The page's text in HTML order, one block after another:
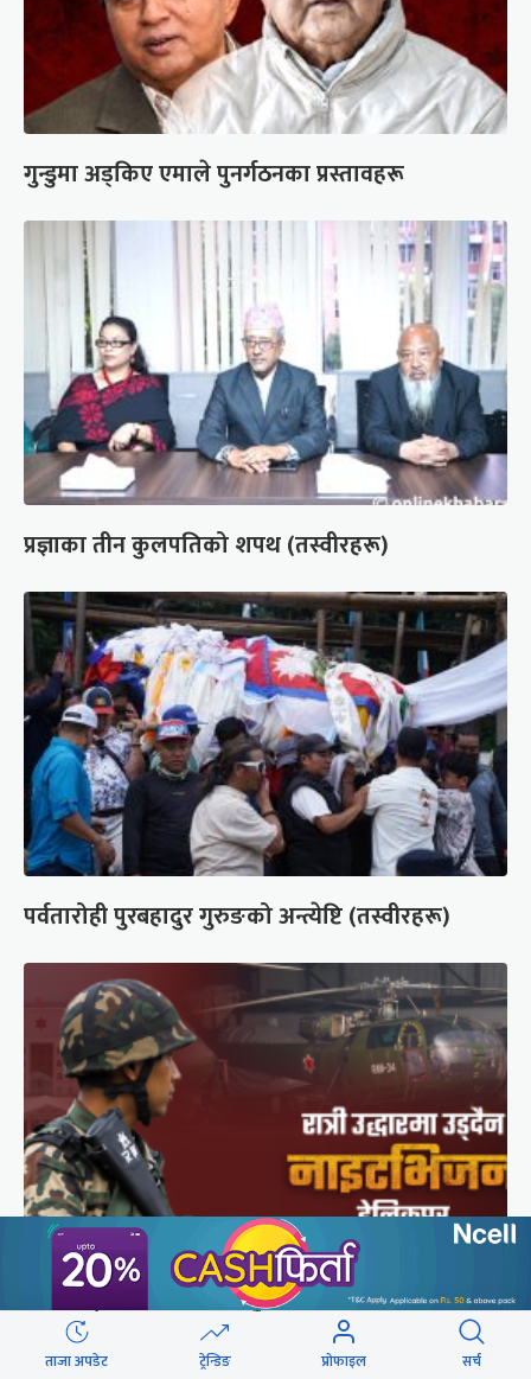
गुन्डुमा अड्किए एमाले पुनर्गठनका प्रस्तावहरू
प्रज्ञाका तीन कुलपतिको शपथ (तस्वीरहरू)
पर्वतारोही पुरबहादुर गुरुङको अन्त्येष्टि (तस्वीरहरू)
सेनाको नाइटभिजन हेलिकप्टर : भीआईपीका लागि उड्छ,
जनताको ज्यान बचाउन उड्दैन
ताजा अपडेट ट्रेन्डिङ प्रोफाइल सर्च